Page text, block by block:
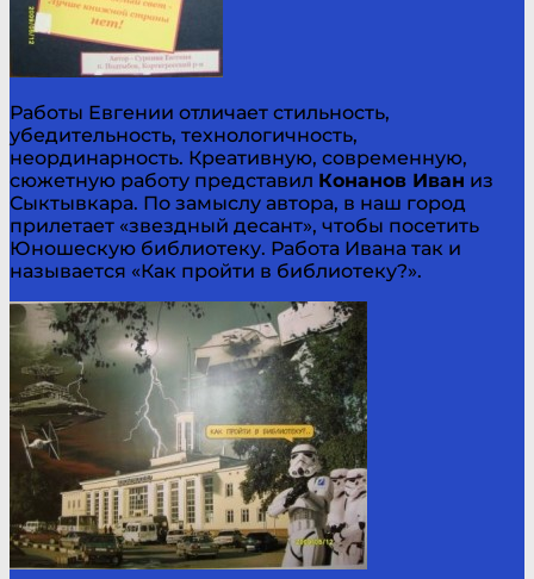
Работы Евгении отличает стильность,
убедительность, технологичность,
неординарность. Креативную, современную,
сюжетную работу представил Конанов Иван из
Сыктывкара. По замыслу автора, в наш город
прилетает «звездный десант», чтобы посетить
Юношескую библиотеку. Работа Ивана так и
называется «Как пройти в библиотеку?».